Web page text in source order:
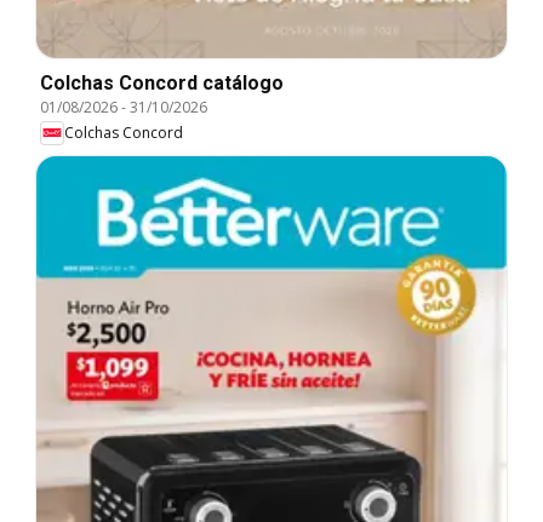
Colchas Concord catálogo
01/08/2026-31/10/2026
Colchas Concord